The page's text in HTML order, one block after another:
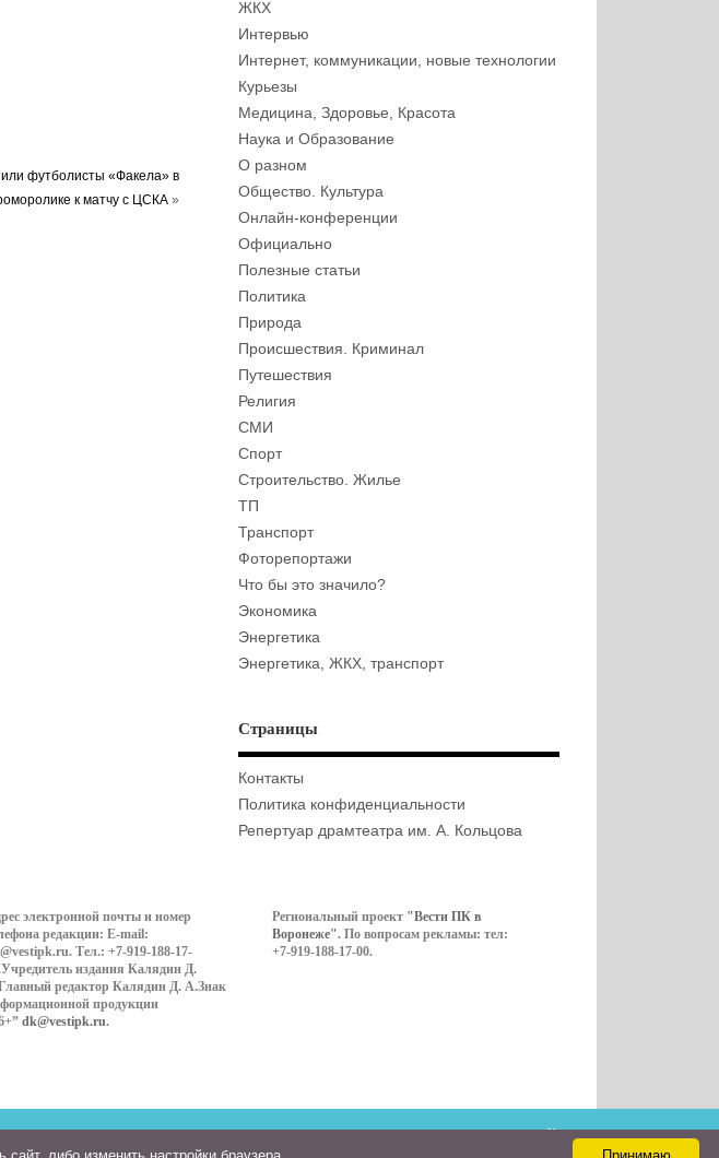
футболисты «Факела» в
к матчу с ЦСКА »
ЖКХ
Интервью
Интернет, коммуникации, новые технологии
Курьезы
Медицина, Здоровье, Красота
Наука и Образование
О разном
Общество. Культура
Онлайн-конференции
Официально
Полезные статьи
Политика
Природа
Происшествия. Криминал
Путешествия
Религия
СМИ
Спорт
Строительство. Жилье
ТП
Транспорт
Фоторепортажи
Что бы это значило?
Экономика
Энергетика
Энергетика, ЖКХ, транспорт
Страницы
Контакты
Политика конфиденциальности
Репертуар драмтеатра им. А. Кольцова
электронной почты и номер
редакции: E-mail:
Тел.: +7-919-188-17-
издания Калядин Д.
редактор Калядин Д. А.Знак
продукции
dk@vestipk.ru.
Региональный проект "Вести ПК в
Воронеже". По вопросам рекламы: тел:
+7-919-188-17-00.
Контакты